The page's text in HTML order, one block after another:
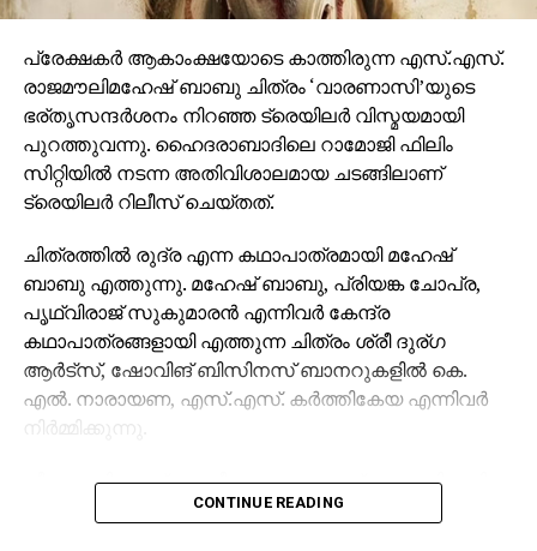
പ്രേക്ഷകര്‍ ആകാംക്ഷയോടെ കാത്തിരുന്ന എസ്.എസ്.
രാജമൗലിമഹേഷ് ബാബു ചിത്രം ‘വാരണാസി’യുടെ
ഭര്തൃസന്ദര്‍ശനം നിറഞ്ഞ ട്രെയിലര്‍ വിസ്മയമായി
പുറത്തുവന്നു. ഹൈദരാബാദിലെ റാമോജി ഫിലിം
സിറ്റിയില്‍ നടന്ന അതിവിശാലമായ ചടങ്ങിലാണ്
ട്രെയിലര്‍ റിലീസ് ചെയ്തത്.
ചിത്രത്തില്‍ രുദ്ര എന്ന കഥാപാത്രമായി മഹേഷ്
ബാബു എത്തുന്നു. മഹേഷ് ബാബു, പ്രിയങ്ക ചോപ്ര,
പൃഥ്വിരാജ് സുകുമാരന്‍ എന്നിവര്‍ കേന്ദ്ര
കഥാപാത്രങ്ങളായി എത്തുന്ന ചിത്രം ശ്രീ ദുര്ഗ
ആര്‍ട്‌സ്, ഷോവിങ് ബിസിനസ് ബാനറുകളില്‍ കെ.
എല്‍. നാരായണ, എസ്.എസ്. കര്‍ത്തികേയ എന്നിവര്‍
നിര്‍മ്മിക്കുന്നു.
കീരവാണിയാണ് സംഗീതം ഒരുക്കുന്നത്. പുറത്തിറങ്ങിയ
മണിക്കൂറുകള്‍ക്കുള്ളില്‍ തന്നെ 5 മില്യണിലധികം
CONTINUE READING